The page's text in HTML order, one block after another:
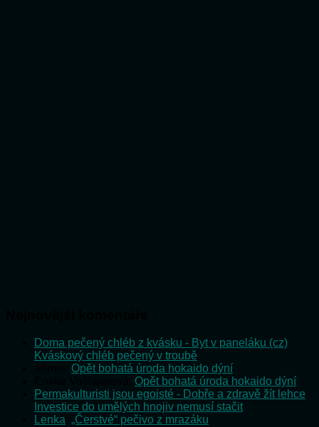
Doma pečený chléb z kvásku - Byt v paneláku (cz)
Kváskový chléb pečený v troubě
Opět bohatá úroda hokaido dýní
Opět bohatá úroda hokaido dýní
Permakulturisti jsou egoisté - Dobře a zdravě žít lehce
Investice do umělých hnojiv nemusí stačit
Lenka „Čerstvé“ pečivo z mrazáku